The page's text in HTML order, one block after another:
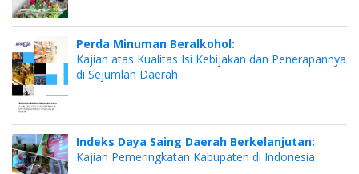
Perda Minuman Beralkohol:
Kajian atas Kualitas Isi Kebijakan dan Penerapannya
di Sejumlah Daerah
Indeks Daya Saing Daerah Berkelanjutan:
Kajian Pemeringkatan Kabupaten di Indonesia